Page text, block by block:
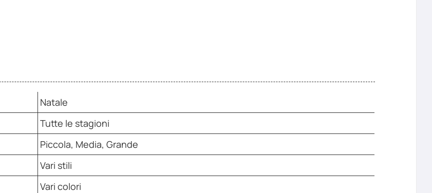
Natale
Tutte le stagioni
Piccola, Media, Grande
Vari stili
Vari colori